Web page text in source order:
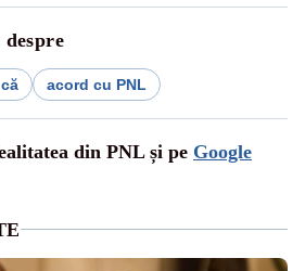
acord cu PNL
din PNL și pe Google